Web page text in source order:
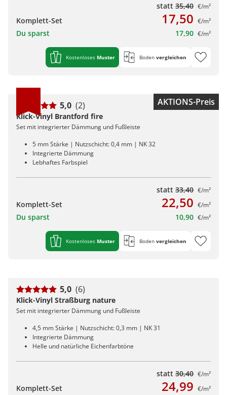
statt 35,40 €/m²
Komplett-Set 17,50 €/m²
Du sparst 17,90 €/m²
Kostenloses Muster Boden vergleichen
AKTIONS-Preis
5,0 (2)
Klick-Vinyl Brantford fire
Set mit integrierter Dämmung und Fußleiste
5 mm Stärke | Nutzschicht: 0,4 mm | NK 32
Integrierte Dämmung
Lebhaftes Farbspiel
statt 33,40 €/m²
Komplett-Set 22,50 €/m²
Du sparst 10,90 €/m²
Kostenloses Muster Boden vergleichen
5,0 (6)
Klick-Vinyl Straßburg nature
Set mit integrierter Dämmung und Fußleiste
4,5 mm Stärke | Nutzschicht: 0,3 mm | NK 31
Integrierte Dämmung
Helle und natürliche Eichenfarbtöne
statt 30,40 €/m²
Komplett-Set 24,99 €/m²